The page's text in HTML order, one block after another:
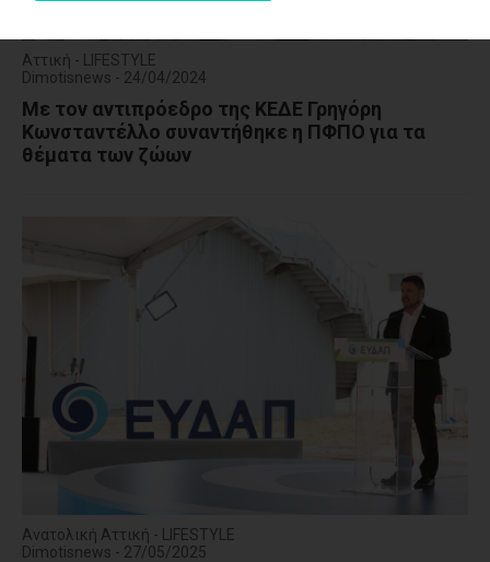
Αττική - LIFESTYLE
Dimotisnews - 24/04/2024
Με τον αντιπρόεδρο της ΚΕΔΕ Γρηγόρη
Κωνσταντέλλο συναντήθηκε η ΠΦΠΟ για τα
θέματα των ζώων
Ανατολική Αττική - LIFESTYLE
Dimotisnews - 27/05/2025